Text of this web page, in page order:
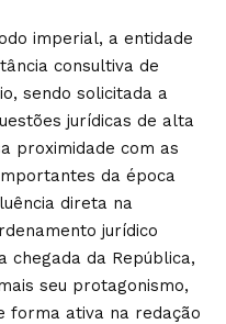
imperial, a entidade
consultiva de
sendo solicitada a
jurídicas de alta
proximidade com as
da época
direta na
jurídico
chegada da República,
seu protagonismo,
forma ativa na redação